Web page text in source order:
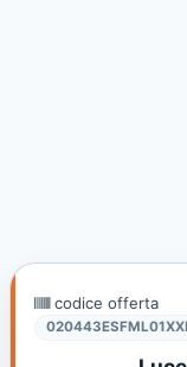
codice offerta